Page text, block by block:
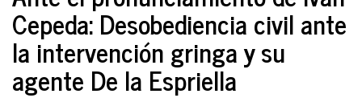
Cepeda: Desobediencia civil ante
la intervención gringa y su
agente De la Espriella